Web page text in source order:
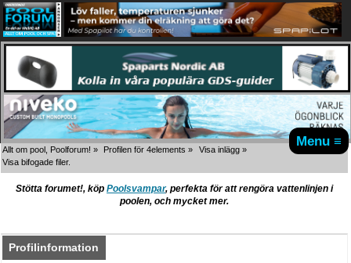
Menu ≡
Allt om pool, Poolforum! » Profilen för 4elements » Visa inlägg»
Visa bifogade filer.
Stötta forumet!, köp Poolsvampar, perfekta för att rengöra vattenlinjen i
poolen, och mycket mer.
Profilinformation